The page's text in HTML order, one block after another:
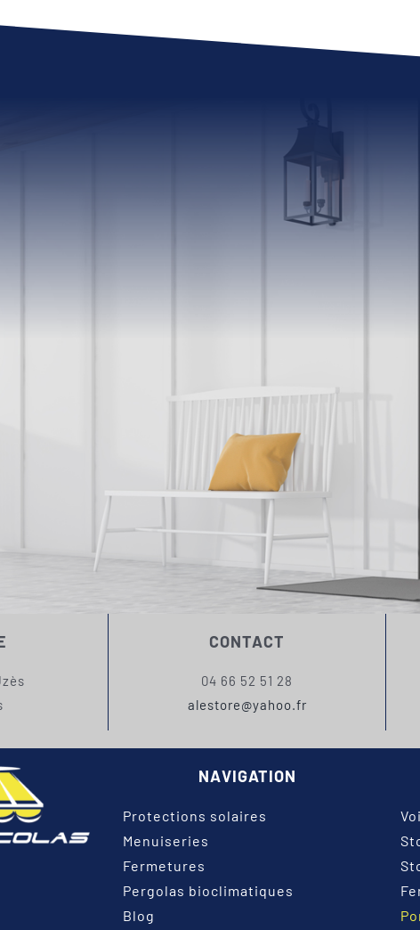
CONTACT
04 66 52 51 28
alestore@yahoo.fr
NAVIGATION
Protections solaires
Menuiseries
Fermetures
Pergolas bioclimatiques
Blog